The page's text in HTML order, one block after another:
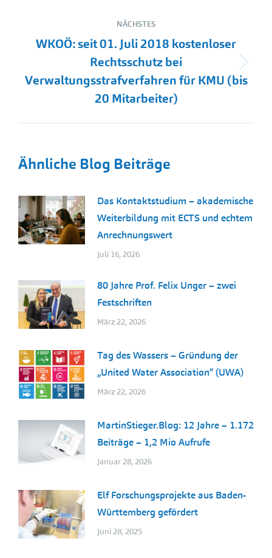
NÄCHSTES
Nächster
Beitrag:
WKOÖ: seit 01. Juli 2018 kostenloser
Rechtsschutz bei
Verwaltungsstrafverfahren für KMU (bis
20 Mitarbeiter)
Ähnliche Blog Beiträge
Das Kontaktstudium – akademische
Weiterbildung mit ECTS und echtem
Anrechnungswert
Juli 16, 2026
80 Jahre Prof. Felix Unger – zwei
Festschriften
März 22, 2026
Tag des Wassers – Gründung der
„United Water Association” (UWA)
März 22, 2026
MartinStieger.Blog: 12 Jahre – 1.172
Beiträge – 1,2 Mio Aufrufe
Januar 28, 2026
Elf Forschungsprojekte aus Baden-
Württemberg gefördert
Juni 28, 2025